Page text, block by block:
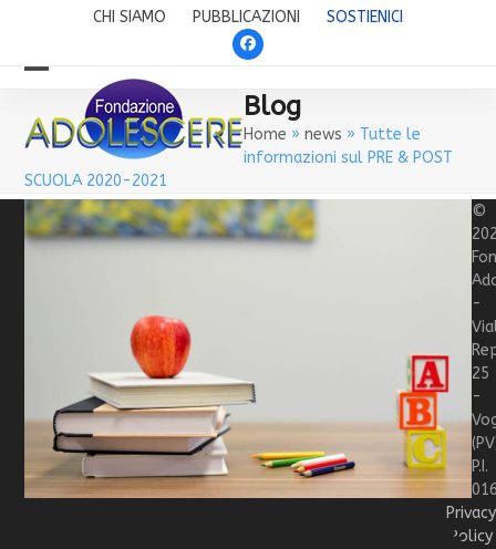
content
CHI SIAMO PUBBLICAZIONI
SOSTIENICI
Facebook
mobile
menu
mobile
menu
Blog
Home »news » Tutte le
informazioni sul PRE & POST
SCUOLA 2020-2021
Tutte le informazioni sul PRE
©
-
25
-
P.I.
Privacy
Policy